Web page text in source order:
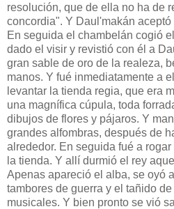
resolución, que de ella no ha de
concordia". Y Daul'makán
En seguida el chambelán cogió
dado el visir y revistió con él a
gran sable de oro de la realeza,
manos. Y fué inmediatamente a
levantar la tienda regia, que era
una magnífica cúpula, toda
dibujos de flores y pájaros. Y
grandes alfombras, después de
alrededor. En seguida fué a
la tienda. Y allí durmió el rey
Apenas apareció el alba, se oyó
tambores de guerra y el tañido
musicales. Y bien pronto se vió